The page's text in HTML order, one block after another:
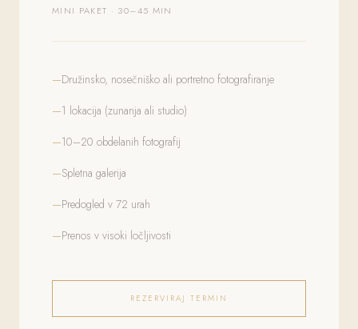
MINI PAKET · 30–45 MIN
Družinsko, nosečniško ali portretno fotografiranje
1 lokacija (zunanja ali studio)
10–20 obdelanih fotografij
Spletna galerija
Predogled v 72 urah
Prenos v visoki ločljivosti
REZERVIRAJ TERMIN